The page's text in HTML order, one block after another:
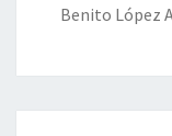
Benito López